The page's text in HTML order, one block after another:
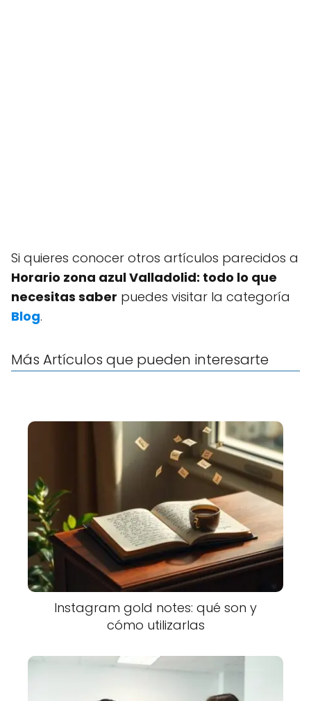
Si quieres conocer otros artículos parecidos a
Horario zona azul Valladolid: todo lo que
necesitas saber puedes visitar la categoría
Blog.
Más Artículos que pueden interesarte
Instagram gold notes: qué son y
cómo utilizarlas